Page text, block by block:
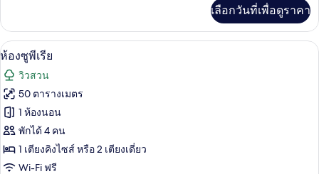
เกี่ยว
กับ
ซู
เรีย
เคบิน
เลือกวันที่เพื่อดูราคา
เปิด
ภาพถ่าย
ทั้งหมด
ของ
ห้อง
ซู
ห้องซูพีเรีย | มินิบาร์, ตู้นิรภัยในห้องพั
5
ห้องซูพีเรีย
วิวสวน
50 ตารางเมตร
1 ห้องนอน
พักได้ 4 คน
1 เตียงคิงไซส์ หรือ 2 เตียงเดี่ยว
Wi-Fi ฟรี